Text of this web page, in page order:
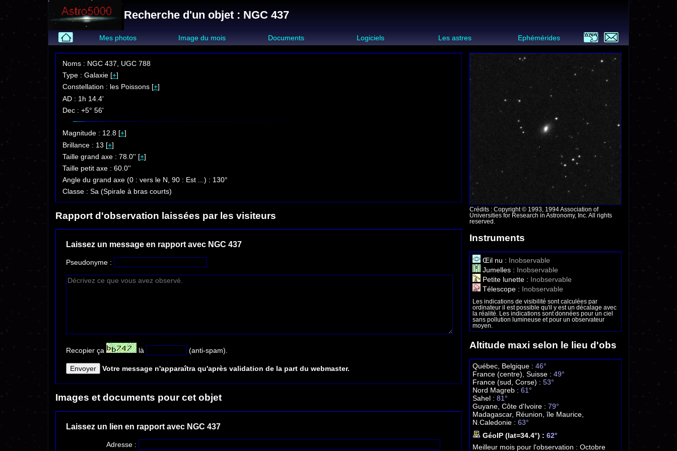
Recherche d'un objet : NGC 437
Mes photos Image du mois Documents Logiciels Les astres Ephémérides
Noms : NGC 437, UGC 788
Type : Galaxie [+]
Constellation : les Poissons [+]
AD : 1h 14.4'
Dec : +5° 56'
Magnitude : 12.8 [+]
Brillance : 13 [+]
Taille grand axe : 78.0'' [+]
Taille petit axe : 60.0''
Angle du grand axe (0 : vers le N, 90 : Est ...) : 130°
Classe : Sa (Spirale à bras courts)
Crédits : Copyright © 1993, 1994 Association of
Universities for Research in Astronomy, Inc. All rights
reserved.
Instruments
Œil nu : Inobservable
Jumelles : Inobservable
Petite lunette : Inobservable
Télescope : Inobservable
Les indications de visibilité sont calculées par
ordinateur il est possible qu'il y est un décalage avec
la réalité. Les indications sont données pour un ciel
sans pollution lumineuse et pour un observateur
moyen.
Altitude maxi selon le lieu d'obs
Québec, Belgique : 46°
France (centre), Suisse : 49°
France (sud, Corse) : 53°
Nord Magreb : 61°
Sahel : 81°
Guyane, Côte d'Ivoire : 79°
Madagascar, Réunion, île Maurice,
N.Caledonie : 63°
GéoIP (lat=34.4°) : 62°
Meilleur mois pour l'observation : Octobre
Rapport d'observation laissées par les visiteurs
Laissez un message en rapport avec NGC 437
Pseudonyme :
Recopier ça là (anti-spam).
Votre message n'apparaîtra qu'après validation de la part du webmaster.
Images et documents pour cet objet
Laissez un lien en rapport avec NGC 437
Adresse :